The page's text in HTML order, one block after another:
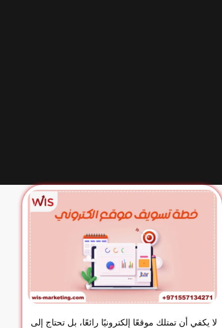
لا يكفي أن تمتلك موقعًا إلكترونيًا رائعًا، بل تحتاج إلى